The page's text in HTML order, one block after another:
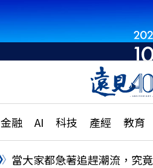
金融 AI 科技 產經 教育
國際
特輯
大學升學
縣市施
民調
當大家都急著追趕潮流，究